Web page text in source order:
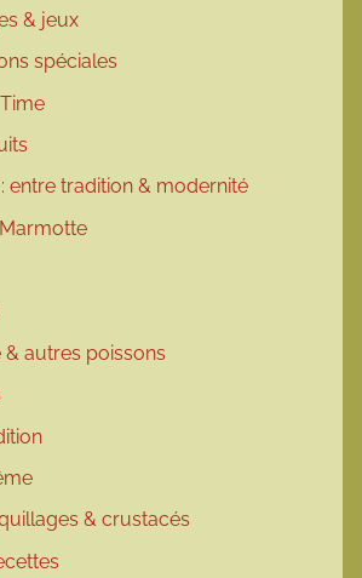
& jeux
spéciales
entre tradition & modernité
& autres poissons
& crustacés